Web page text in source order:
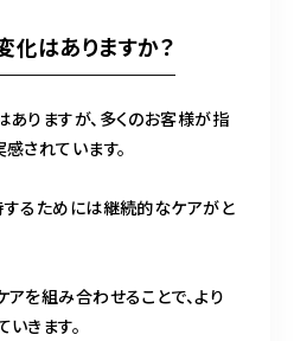
はありますか？
りますが、多くのお客様が指
されています。
するためには継続的なケアがと
を組み合わせることで、より
きます。